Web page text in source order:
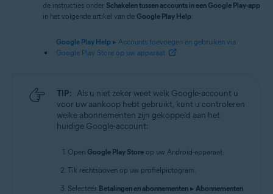
de instructies onder Schakelen tussen accounts in een Google Play-app
in het volgende artikel van de Google Play Help:
Google Play Help ▸ Accounts toevoegen en gebruiken via
Google Play Store op uw apparaat
TIP: Als u niet zeker weet welk Google-account u
voor uw aankoop hebt gebruikt, kunt u controleren
welke abonnementen zijn gekoppeld aan het
huidige Google-account:
Open Google Play Store op uw Android-apparaat.
Tik rechtsboven op uw profielpictogram.
Selecteer Betalingen en abonnementen ▸ Abonnementen